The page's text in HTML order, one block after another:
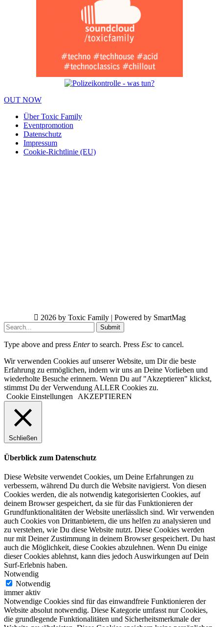
OUT NOW
Über Toxic Family
Eventpromotion
Datenschutz
Impressum
Cookie-Richtlinie (EU)
2026 by Toxic Family | Powered by SmartMag
Submit
Type above and press Enterto search. Press Esc to cancel.
Wir verwenden Cookies auf unserer Website, um Dir die beste
Erfahrung zu ermöglichen, indem wir uns an Deine Vorlieben und
wiederholte Besuche erinnern. Wenn Du auf "Akzeptieren" klickst,
stimmst Du der Verwendung ALLER Cookies zu.
Cookie Einstellungen
AKZEPTIEREN
Schließen
Überblick zum Datenschutz
Diese Website verwendet Cookies, um Deine Erfahrungen zu
verbessern, während Du durch die Website navigierst. Von diesen
Cookies werden, die als notwendig kategorisierten Cookies, auf
deinem Browser gespeichert, da sie für das Funktionieren der
Grundfunktionalitäten der Website unerlässlich sind. Wir verwenden
auch Cookies von Drittanbietern, die uns helfen zu analysieren und
zu verstehen, wie Du diese Website nutzt. Diese Cookies werden
nur mit Deiner Zustimmung in deinem Browser gespeichert. Du hast
auch die Möglichkeit, diese Cookies abzulehnen. Wenn Du einige
dieser Cookies ablehnst, kann dies jedoch Auswirkungen auf Dein
Surf-Erlebnis haben.
Notwendig
Notwendig
immer aktiv
Notwendige Cookies sind für das einwandfreie Funktionieren der
Website absolut notwendig. Diese Kategorie umfasst nur Cookies,
die grundlegende Funktionalitäten und Sicherheitsmerkmale der